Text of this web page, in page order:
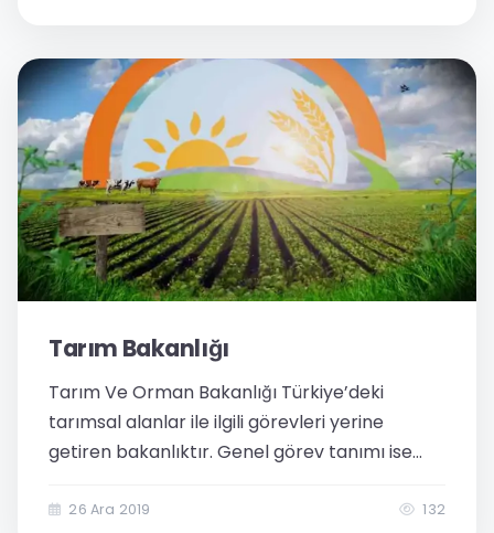
Tarım Bakanlığı
Tarım Ve Orman Bakanlığı Türkiye’deki
tarımsal alanlar ile ilgili görevleri yerine
getiren bakanlıktır. Genel görev tanımı ise
önce tarım bakanlığı ve orman bakanlığı
26 Ara 2019 132